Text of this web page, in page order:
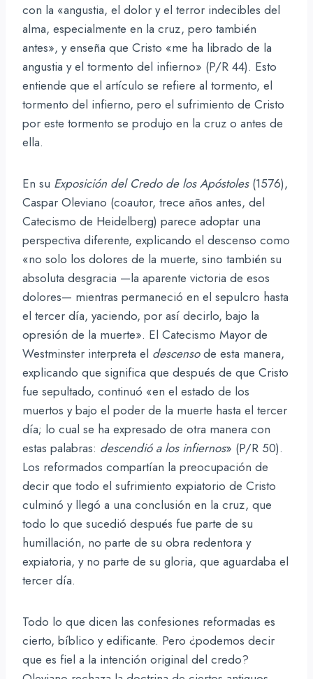
con la «angustia, el dolor y el terror indecibles del
alma, especialmente en la cruz, pero también
antes», y enseña que Cristo «me ha librado de la
angustia y el tormento del infierno» (P/R 44). Esto
entiende que el artículo se refiere al tormento, el
tormento del infierno, pero el sufrimiento de Cristo
por este tormento se produjo en la cruz o antes de
ella.
En su Exposición del Credo de los Apóstoles(1576),
Caspar Oleviano (coautor, trece años antes, del
Catecismo de Heidelberg) parece adoptar una
perspectiva diferente, explicando el descenso como
«no solo los dolores de la muerte, sino también su
absoluta desgracia —la aparente victoria de esos
dolores— mientras permaneció en el sepulcro hasta
el tercer día, yaciendo, por así decirlo, bajo la
opresión de la muerte». El Catecismo Mayor de
Westminster interpreta el descensode esta manera,
explicando que significa que después de que Cristo
fue sepultado, continuó «en el estado de los
muertos y bajo el poder de la muerte hasta el tercer
día; lo cual se ha expresado de otra manera con
estas palabras: descendió a los infiernos» (P/R 50).
Los reformados compartían la preocupación de
decir que todo el sufrimiento expiatorio de Cristo
culminó y llegó a una conclusión en la cruz, que
todo lo que sucedió después fue parte de su
humillación, no parte de su obra redentora y
expiatoria, y no parte de su gloria, que aguardaba el
tercer día.
Todo lo que dicen las confesiones reformadas es
cierto, bíblico y edificante. Pero ¿podemos decir
que es fiel a la intención original del credo?